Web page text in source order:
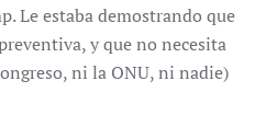
Le estaba demostrando que
y que no necesita
ni la ONU, ni nadie)